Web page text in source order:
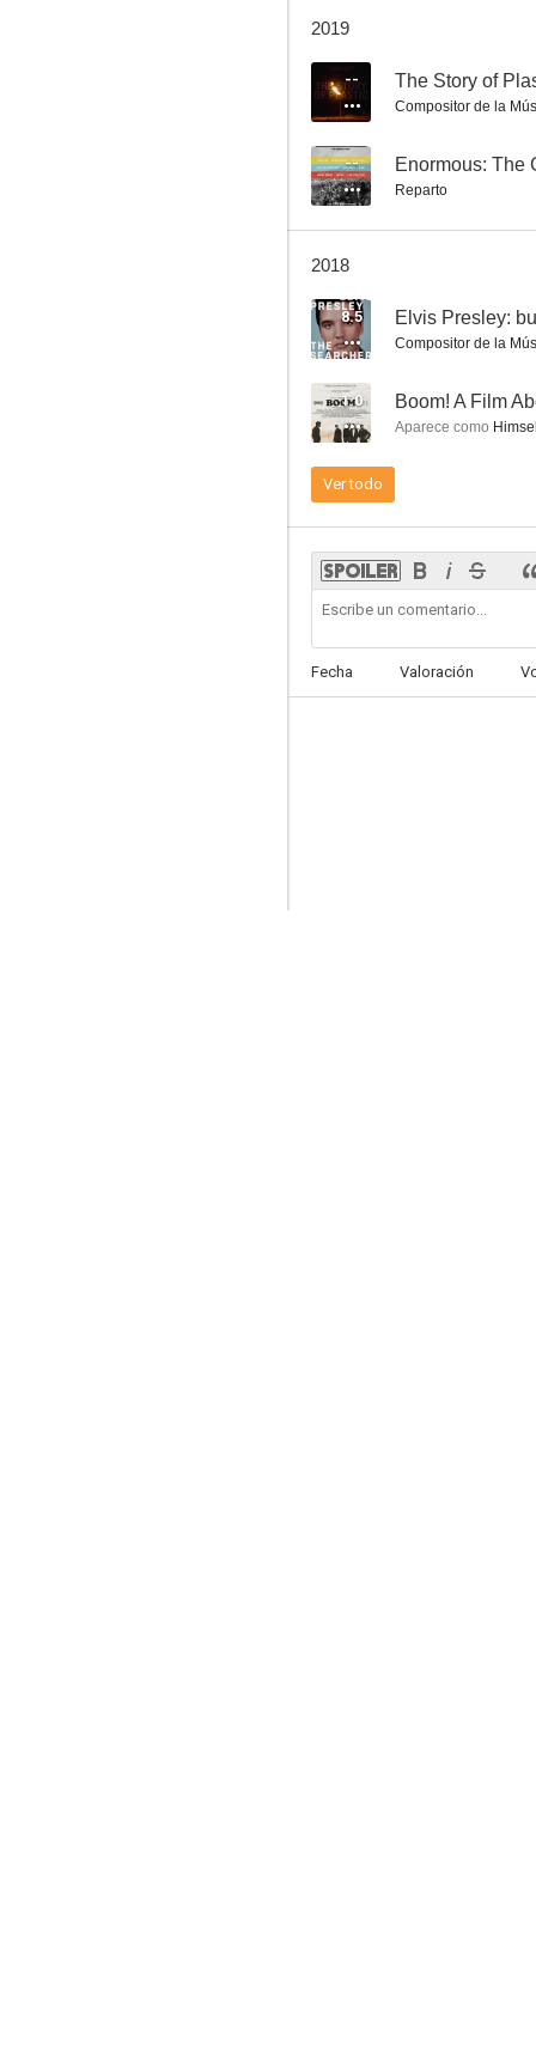
--
Pearl Jam Twenty
--
2019
-- The Story of
Compositor de la
-- Enormous: The
Reparto
2018
8.5 Elvis Presley:
Compositor de la
1.0 Boom! A Film
Aparece como
Ver todo
Fecha Valoración